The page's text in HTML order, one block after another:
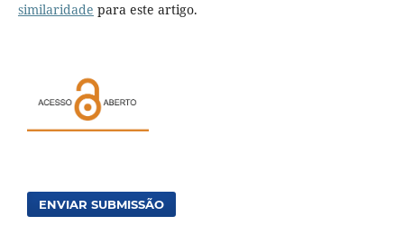
similaridade para este artigo.
ENVIAR SUBMISSÃO